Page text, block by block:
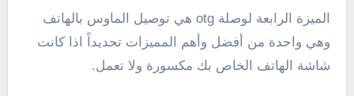
الميزة الرابعة لوصلة otg هي توصيل الماوس بالهاتف
وهي واحدة من أفضل وأهم المميزات تحديداً اذا كانت
شاشة الهاتف الخاص بك مكسورة ولا تعمل.